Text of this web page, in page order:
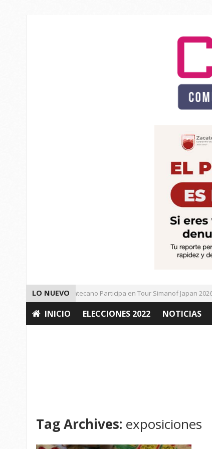
LO NUEVO
Universitario Zacatecano Participa en Tour Simanof Japan 2026
INICIO ELECCIONES 2022 NOTICIAS
Tag Archives: exposiciones